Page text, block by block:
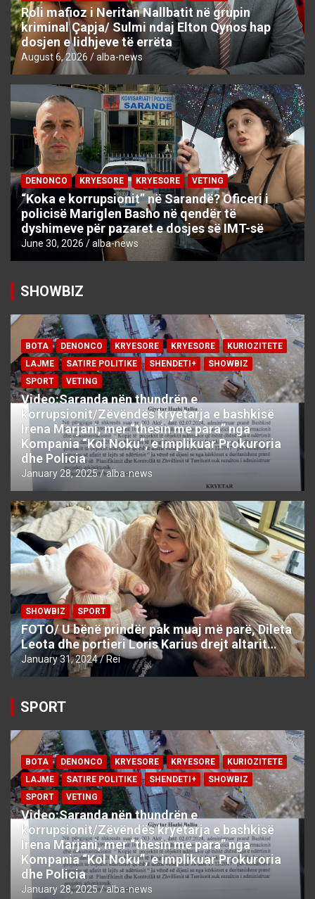
Roli mafioz i Neritan Nallbatit në grupin
kriminal Çapja/ Sulmi ndaj Elton Qynos hap
dosjen e lidhjeve të errëta
August 6, 2026 alba-news
DENONCO KRYESORE KRYESORE VETING
“Koka e korrupsionit” në Sarandë? Oficeri i
policisë Mariglen Basho në qendër të
dyshimeve për pazaret e dosjes së IMT-së
June 30, 2026 alba-news
SHOWBIZ
BOTA DENONCO KRYESORE KRYESORE
KURIOZITETE
LAJME
SATIRE POLITIKE SHENDETI+
SHOWBIZ
SPORT
VETING
Video:Saranda nën thundrën e
korrupsionit/Zëvëndës kryetarja e bashkisë
Irena Marjani, mer “thesin me para” nga
Kompania “Kol Noku”, e implikuar Prokuroria
dhe Policia
January 28, 2025 alba-news
SHOWBIZ SPORT
FOTO/ U bënë prindër pak muaj më parë, Dileta
Leota dhe portieri Loris Karius drejt altarit…
January 31, 2024 Rei
SPORT
BOTA DENONCO KRYESORE KRYESORE
KURIOZITETE
LAJME
SATIRE POLITIKE SHENDETI+
SHOWBIZ
SPORT
VETING
Video:Saranda nën thundrën e
korrupsionit/Zëvëndës kryetarja e bashkisë
Irena Marjani, mer “thesin me para” nga
Kompania “Kol Noku”, e implikuar Prokuroria
dhe Policia
January 28, 2025 alba-news